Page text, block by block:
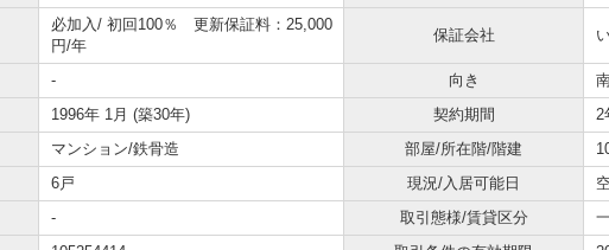
必加入/ 初回100％ 更新保証料：25,000
円/年
保証会社
- 向き
1996年 1月 (築30年) 契約期間
2
マンション/鉄骨造 部屋/所在階/階建
6戸 現況/入居可能日
- 取引態様/賃貸区分